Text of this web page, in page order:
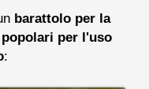
barattolo per la
per l'uso
: